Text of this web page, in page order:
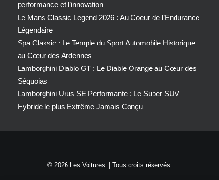
performance et l’innovation
Le Mans Classic Legend 2026 : Au Coeur de l’Endurance
Légendaire
Spa Classic : Le Temple du Sport Automobile Historique
au Cœur des Ardennes
Lamborghini Diablo GT : Le Diable Orange au Cœur des
Séquoias
Lamborghini Urus SE Performante : Le Super SUV
Hybride le plus Extrême Jamais Conçu
© 2026 Les Voitures. | Tous droits réservés.